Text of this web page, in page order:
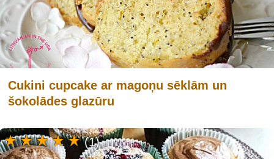
Cukini cupcake ar magoņu sēklām un
šokolādes glazūru
(1)